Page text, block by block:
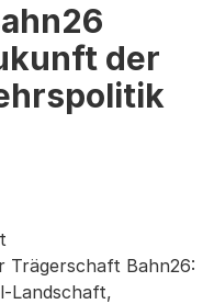
der
Trägerschaft Bahn26:
Landschaft,